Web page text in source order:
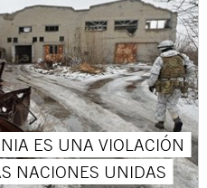
ES UNA VIOLACIÓN
NACIONES UNIDAS